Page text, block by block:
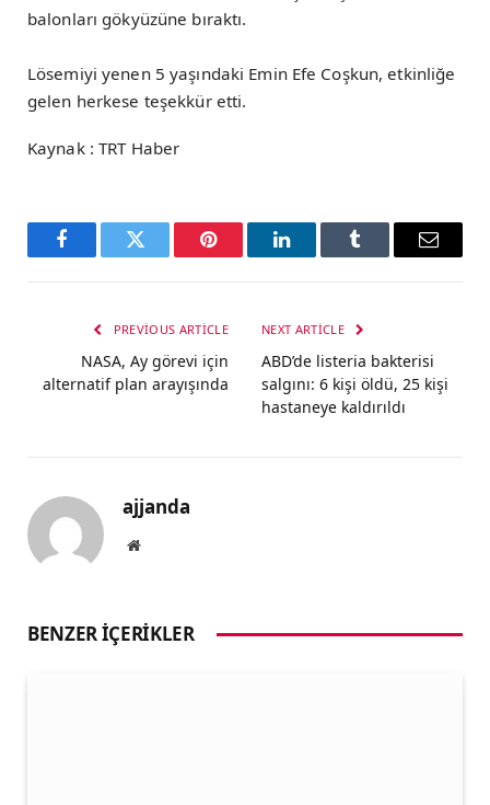
balonları gökyüzüne bıraktı.
Lösemiyi yenen 5 yaşındaki Emin Efe Coşkun, etkinliğe
gelen herkese teşekkür etti.
Kaynak : TRT Haber
FacebookTwitter Pinterest LinkedInTumblr Email
PREVIOUS ARTICLE
NASA, Ay görevi için
alternatif plan arayışında
NEXT ARTICLE
ABD’de listeria bakterisi
salgını: 6 kişi öldü, 25 kişi
hastaneye kaldırıldı
ajjanda
Website
BENZER İÇERIKLER